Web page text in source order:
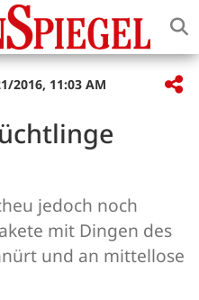
2016, 11:03 AM
jedoch noch
mit Dingen des
und an mittellose